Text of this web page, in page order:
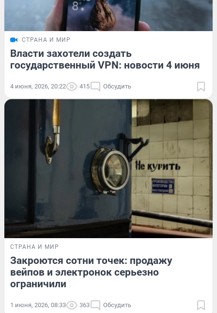
СТРАНА И МИР
Власти захотели создать
государственный VPN: новости 4 июня
4 июня, 2026, 20:22 415 Обсудить
СТРАНА И МИР
Закроются сотни точек: продажу
вейпов и электронок серьезно
ограничили
1 июня, 2026, 08:33 363 Обсудить